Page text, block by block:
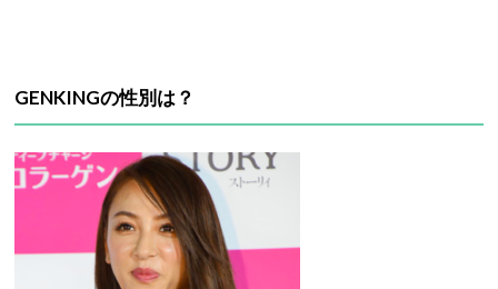
GENKINGの性別は？